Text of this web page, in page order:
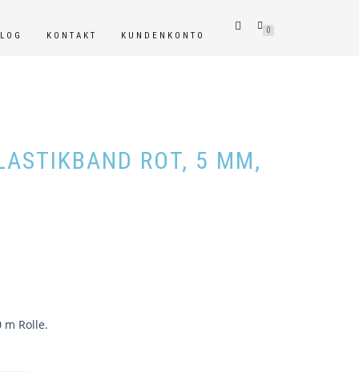
KONTAKT KUNDENKONTO
0
ROT, 5 MM,
Rolle.